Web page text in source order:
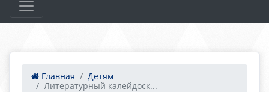
Главная
Детям
Литературный калейдоск...